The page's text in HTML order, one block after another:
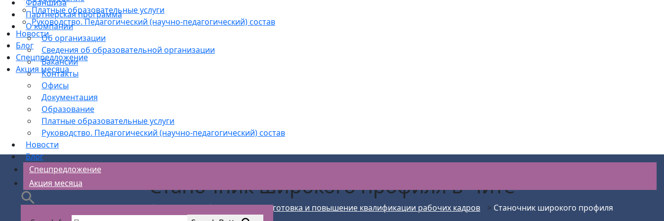
Платные образовательные услуги
Руководство. Педагогический (научно-педагогический) состав
Новости
Блог
Спецпредложение
Акция месяца
Франшиза
Партнерская программа
О компании
Об организации
Сведения об образовательной организации
Вакансии
Контакты
Офисы
Документация
Образование
Платные образовательные услуги
Руководство. Педагогический (научно-педагогический) состав
Новости
Блог
Спецпредложение
Акция месяца
Станочник широкого профиляв Чите
АС Безопасности > Рабочие кадры обучение > Подготовка и повышение квалификации рабочих кадров > Станочник широкого профиля